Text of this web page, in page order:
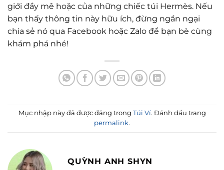
giới đầy mê hoặc của những chiếc túi Hermès. Nếu
bạn thấy thông tin này hữu ích, đừng ngần ngại
chia sẻ nó qua Facebook hoặc Zalo để bạn bè cùng
khám phá nhé!
Mục nhập này đã được đăng trong Túi Ví. Đánh dấu trang
permalink.
QUỲNH ANH SHYN